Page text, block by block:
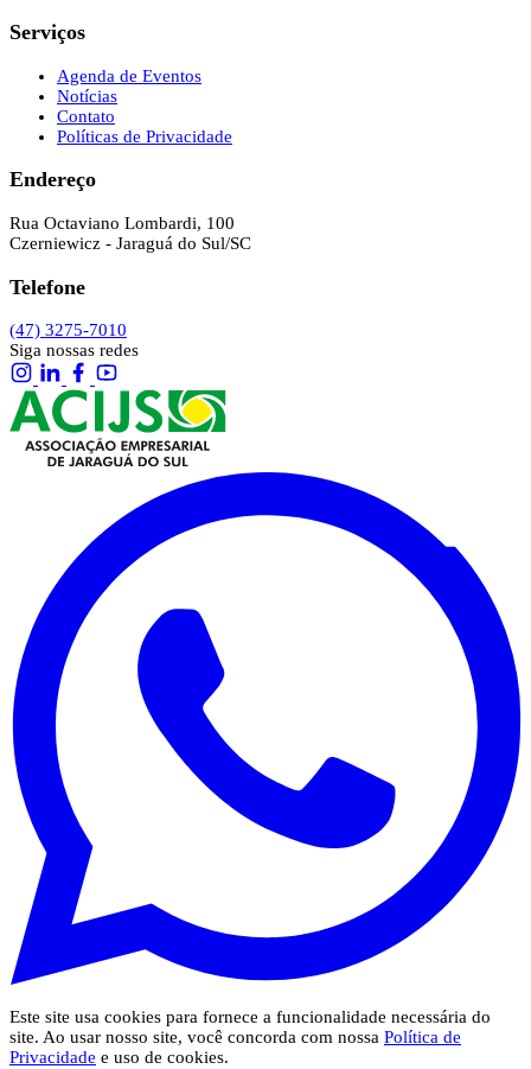
Serviços
Agenda de Eventos
Notícias
Contato
Políticas de Privacidade
Endereço
Rua Octaviano Lombardi, 100
Czerniewicz - Jaraguá do Sul/SC
Telefone
(47) 3275-7010
Siga nossas redes
Este site usa cookies para fornece a funcionalidade necessária do
site. Ao usar nosso site, você concorda com nossa Política de
Privacidade e uso de cookies.